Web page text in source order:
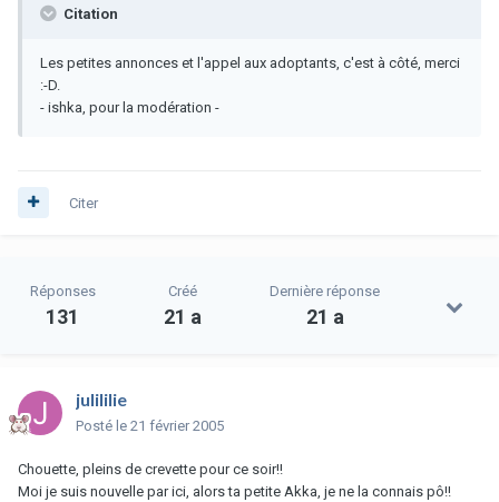
Citation
Les petites annonces et l'appel aux adoptants, c'est à côté, merci
:-D.
- ishka, pour la modération -
Citer
Réponses
131
Créé
21 a
Dernière réponse
21 a
julililie
Posté le 21 février 2005
Chouette, pleins de crevette pour ce soir!!
Moi je suis nouvelle par ici, alors ta petite Akka, je ne la connais pô!!